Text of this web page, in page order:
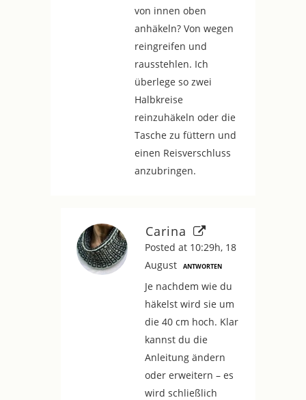
von innen oben
anhäkeln? Von wegen
reingreifen und
rausstehlen. Ich
überlege so zwei
Halbkreise
reinzuhäkeln oder die
Tasche zu füttern und
einen Reisverschluss
anzubringen.
Carina
Posted at 10:29h, 18
August
ANTWORTEN
Je nachdem wie du
häkelst wird sie um
die 40 cm hoch. Klar
kannst du die
Anleitung ändern
oder erweitern – es
wird schließlich